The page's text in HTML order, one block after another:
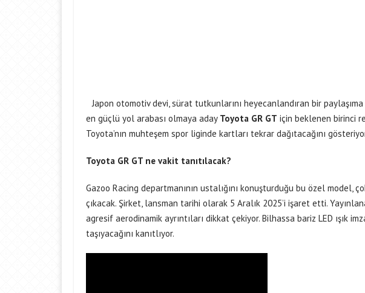
Japon otomotiv devi, sürat tutkunlarını heyecanlandıran bir
en güçlü yol arabası olmaya aday Toyota GR GT için beklenen birinci
Toyota’nın muhteşem spor liginde kartları tekrar dağıtacağını
Toyota GR GT ne vakit tanıtılacak?
Gazoo Racing departmanının ustalığını konuşturduğu bu özel model,
çıkacak. Şirket, lansman tarihi olarak 5 Aralık 2025’i işaret etti.
agresif aerodinamik ayrıntıları dikkat çekiyor. Bilhassa bariz LED ışık
taşıyacağını kanıtlıyor.